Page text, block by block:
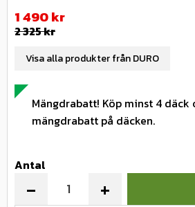
Mängdrabatt! Köp minst 4 däck
mängdrabatt på däcken.
Nedsatt pris:
1 490kr
Ordinarie pris:
2 325kr
Antal
+
-
Visa alla produkter från DURO